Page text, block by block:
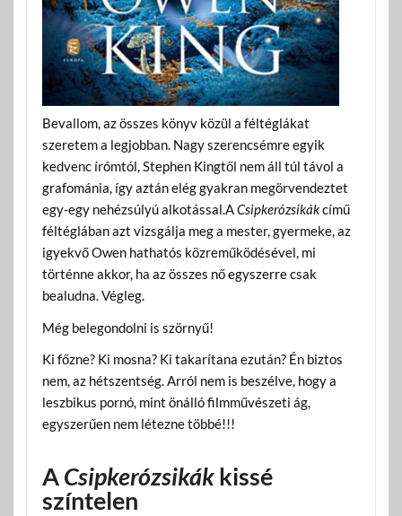
Bevallom, az összes könyv közül a féltéglákat
szeretem a legjobban. Nagy szerencsémre egyik
kedvenc írómtól, Stephen Kingtől nem áll túl távol a
grafománia, így aztán elég gyakran megörvendeztet
egy-egy nehézsúlyú alkotással.ACsipkerózsikákcímű
féltéglában azt vizsgálja meg a mester, gyermeke, az
igyekvő Owen hathatós közreműködésével, mi
történne akkor, ha az összes nő egyszerre csak
bealudna. Végleg.
Még belegondolni is szörnyű!
Ki főzne? Ki mosna? Ki takarítana ezután? Én biztos
nem, az hétszentség. Arról nem is beszélve, hogy a
leszbikus pornó, mint önálló filmművészeti ág,
egyszerűen nem létezne többé!!!
ACsipkerózsikákkissé
színtelen